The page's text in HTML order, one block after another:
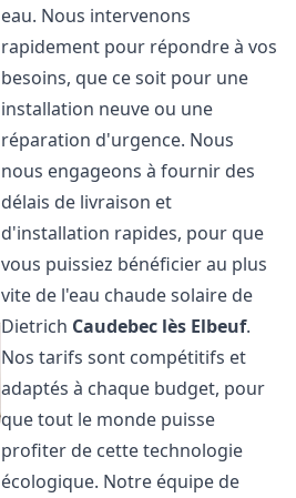
eau. Nous intervenons
rapidement pour répondre à vos
besoins, que ce soit pour une
installation neuve ou une
réparation d'urgence. Nous
nous engageons à fournir des
délais de livraison et
d'installation rapides, pour que
vous puissiez bénéficier au plus
vite de l'eau chaude solaire de
Dietrich Caudebec lès Elbeuf.
Nos tarifs sont compétitifs et
adaptés à chaque budget, pour
que tout le monde puisse
profiter de cette technologie
écologique. Notre équipe de